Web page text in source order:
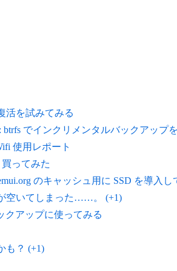
活を試みてみる
btrfs でインクリメンタルバックアップ
使用レポート
ってみた
のキャッシュ用に SSD を導入し
空いてしまった……。 (+1)
クアップに使ってみる
も？ (+1)